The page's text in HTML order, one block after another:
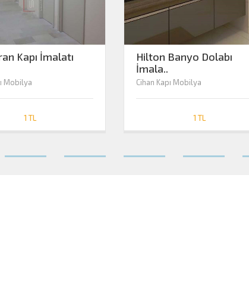
Kapı İmalatı
Mobilya
1 TL
Hilton Banyo Dolabı
İmala..
Cihan Kapı Mobilya
1 TL